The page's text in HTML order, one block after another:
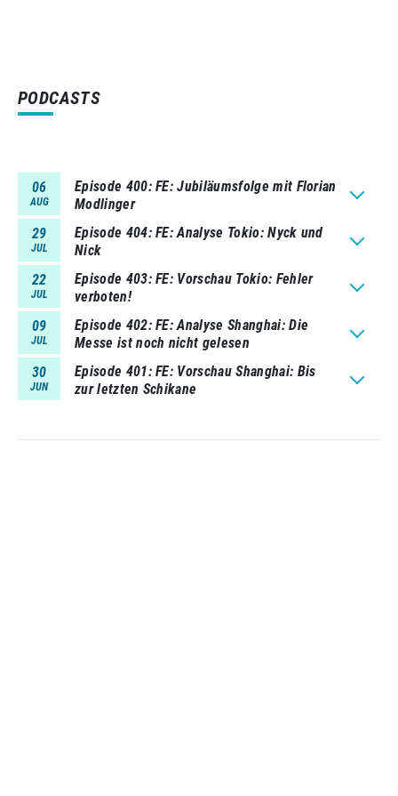
PODCASTS
06
AUG
Episode 400 FE: Jubiläumsfolge mit Florian
Modlinger
29
JUL
Episode 404 FE: Analyse Tokio: Nyck und
Nick
22
JUL
Episode 403 FE: Vorschau Tokio: Fehler
verboten!
09
JUL
Episode 402 FE: Analyse Shanghai: Die
Messe ist noch nicht gelesen
30
JUN
Episode 401 FE: Vorschau Shanghai: Bis
zur letzten Schikane